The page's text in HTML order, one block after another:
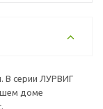
В серии ЛУРВИГ
доме